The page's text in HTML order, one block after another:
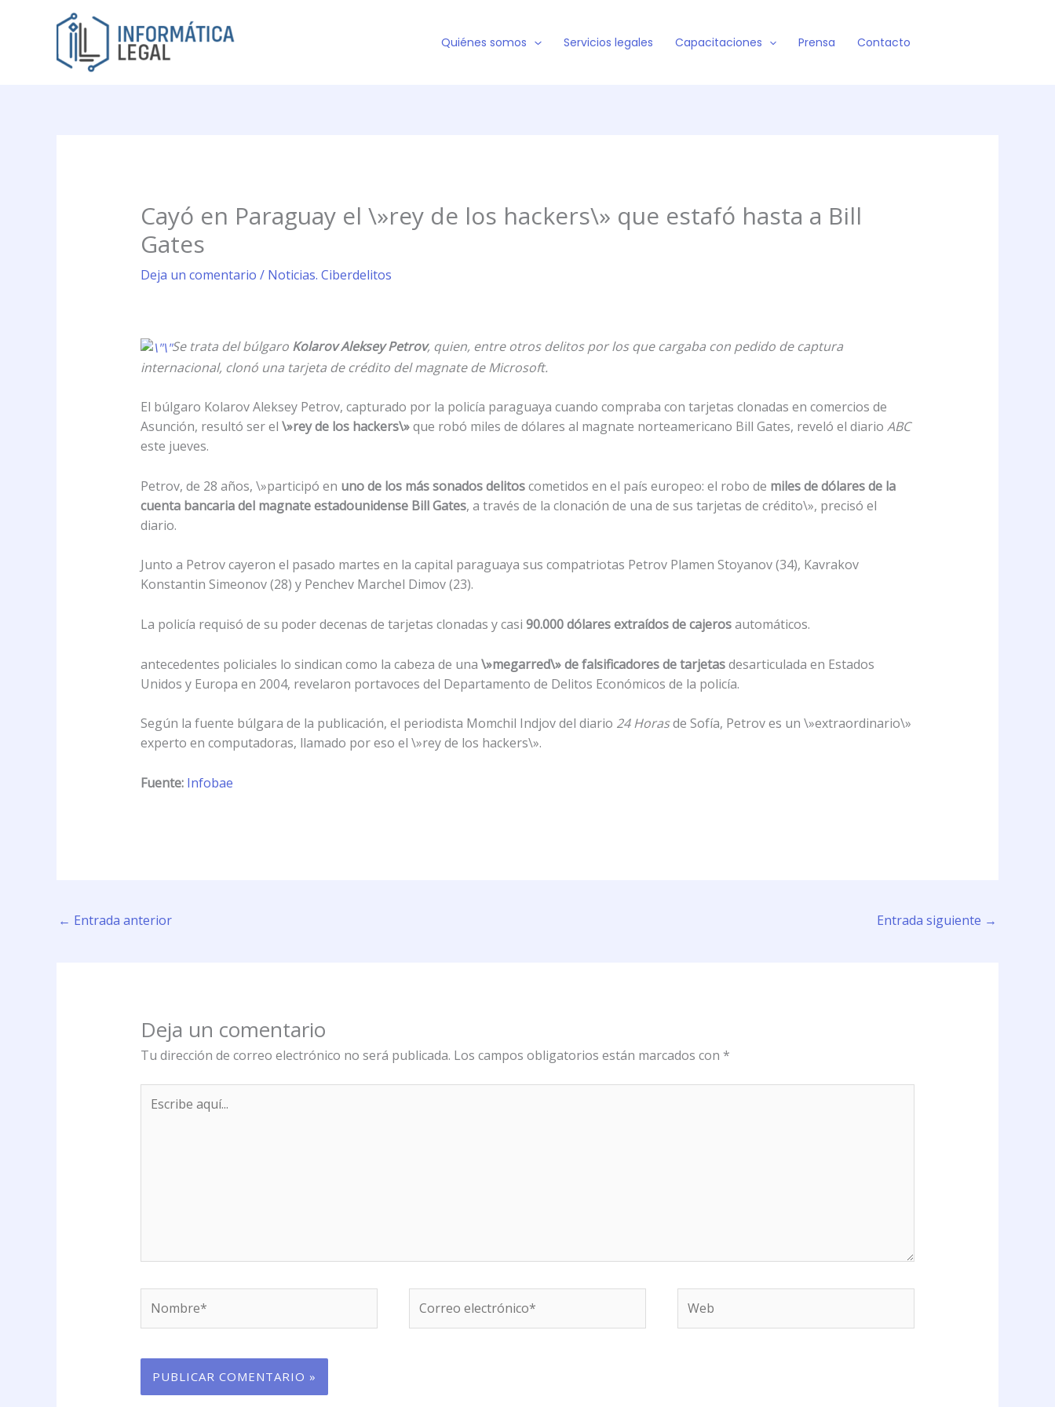
Quiénes somos Servicios legales Capacitaciones Prensa Contacto
Cayó en Paraguay el \»rey de los hackers\» que estafó hasta a Bill
Gates
Deja un comentario / Noticias. Ciberdelitos
Se trata del búlgaro Kolarov Aleksey Petrov, quien, entre otros delitos por los que cargaba con pedido de captura
internacional, clonó una tarjeta de crédito del magnate de Microsoft.
El búlgaro Kolarov Aleksey Petrov, capturado por la policía paraguaya cuando compraba con tarjetas clonadas en comercios de
Asunción, resultó ser el \»rey de los hackers\»que robó miles de dólares al magnate norteamericano Bill Gates, reveló el diario ABC
este jueves.
Petrov, de 28 años, \»participó en uno de los más sonados delitoscometidos en el país europeo: el robo de miles de dólares de la
cuenta bancaria del magnate estadounidense Bill Gates, a través de la clonación de una de sus tarjetas de crédito\», precisó el
diario.
Junto a Petrov cayeron el pasado martes en la capital paraguaya sus compatriotas Petrov Plamen Stoyanov (34), Kavrakov
Konstantin Simeonov (28) y Penchev Marchel Dimov (23).
La policía requisó de su poder decenas de tarjetas clonadas y casi 90.000 dólares extraídos de cajerosautomáticos.
antecedentes policiales lo sindican como la cabeza de una \»megarred\» de falsificadores de tarjetasdesarticulada en Estados
Unidos y Europa en 2004, revelaron portavoces del Departamento de Delitos Económicos de la policía.
Según la fuente búlgara de la publicación, el periodista Momchil Indjov del diario 24 Horasde Sofía, Petrov es un \»extraordinario\»
experto en computadoras, llamado por eso el \»rey de los hackers\».
Fuente: Infobae
← Entrada anterior Entrada siguiente →
Deja un comentario
Tu dirección de correo electrónico no será publicada. Los campos obligatorios están marcados con *
aquí...
electrónico*